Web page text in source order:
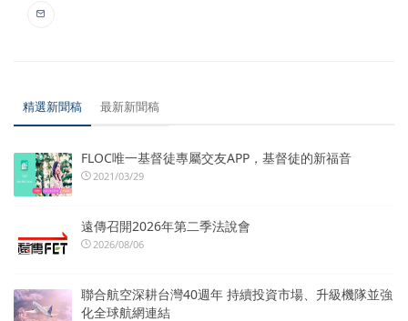
精選新聞稿 最新新聞稿
FLOC唯一基督徒專屬交友APP，基督徒的新福音
2021/03/29
遠傳召開2026年第二季法說會
2026/08/06
聯合航空深耕台灣40週年 持續投資市場、升級機隊並強
化全球航網連結